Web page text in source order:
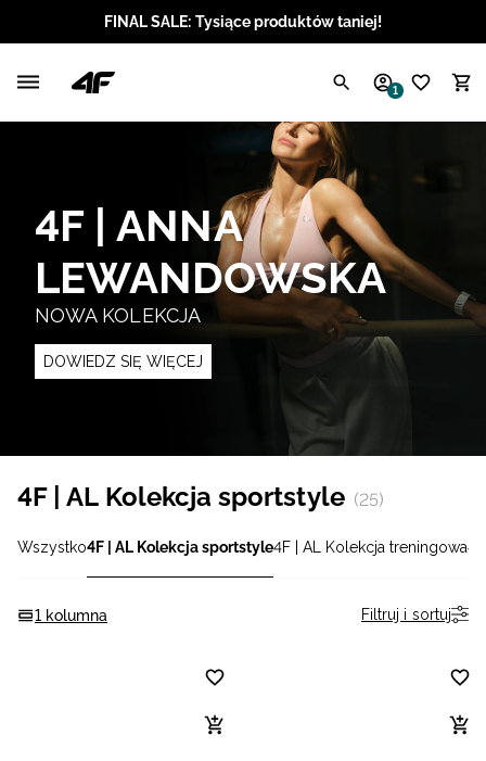
FINAL SALE: Tysiące produktów taniej!
1
4F | ANNA
LEWANDOWSKA
NOWA KOLEKCJA
DOWIEDZ SIĘ WIĘCEJ
4F | AL Kolekcja sportstyle (25)
Wszystko4F | AL Kolekcja sportstyle4F | AL Kolekcja treningowa
1 kolumna Filtruj i sortuj
Angielski / USD
Angielski / GBP
Chorwacki / EUR
Czeski / CZK
Łotewski / EUR
Niemiecki / EUR
Rumuński / RON